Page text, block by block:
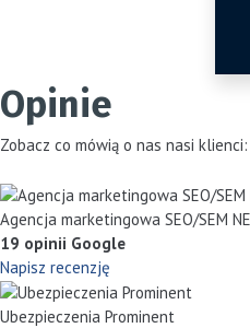
Opinie
Zobacz co mówią o nas nasi klienci:
Agencja marketingowa SEO/SEM
19 opinii Google
Napisz recenzję
Ubezpieczenia Prominent